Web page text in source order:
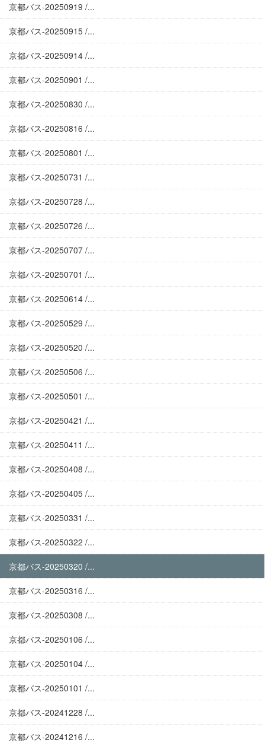
京都バス-20250919 /...
京都バス-20250915 /...
京都バス-20250914 /...
京都バス-20250901 /...
京都バス-20250830 /...
京都バス-20250816 /...
京都バス-20250801 /...
京都バス-20250731 /...
京都バス-20250728 /...
京都バス-20250726 /...
京都バス-20250707 /...
京都バス-20250701 /...
京都バス-20250614 /...
京都バス-20250529 /...
京都バス-20250520 /...
京都バス-20250506 /...
京都バス-20250501 /...
京都バス-20250421 /...
京都バス-20250411 /...
京都バス-20250408 /...
京都バス-20250405 /...
京都バス-20250331 /...
京都バス-20250322 /...
京都バス-20250320 /...
京都バス-20250316 /...
京都バス-20250308 /...
京都バス-20250106 /...
京都バス-20250104 /...
京都バス-20250101 /...
京都バス-20241228 /...
京都バス-20241216 /...